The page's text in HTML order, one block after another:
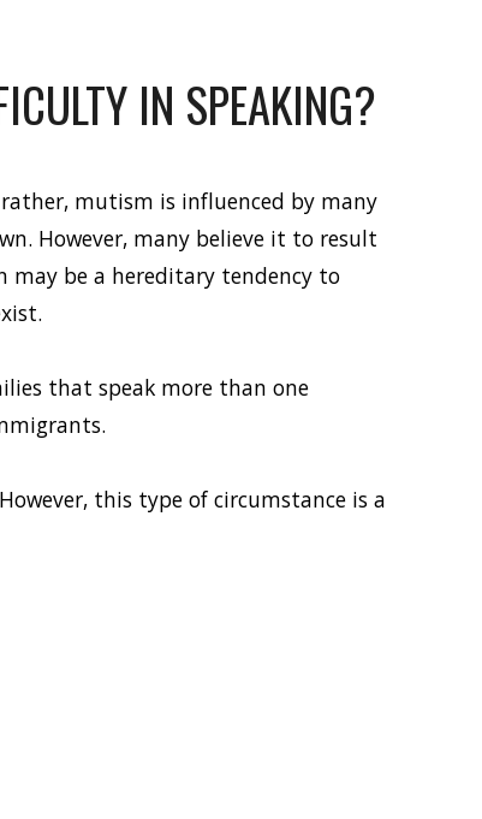
IN SPEAKING?
mutism is influenced by many
However, many believe it to result
may be a hereditary tendency to
that speak more than one
this type of circumstance is a